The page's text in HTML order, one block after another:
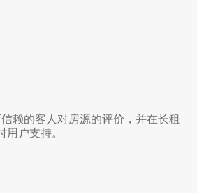
赖的客人对房源的评价，并在长租
户支持。